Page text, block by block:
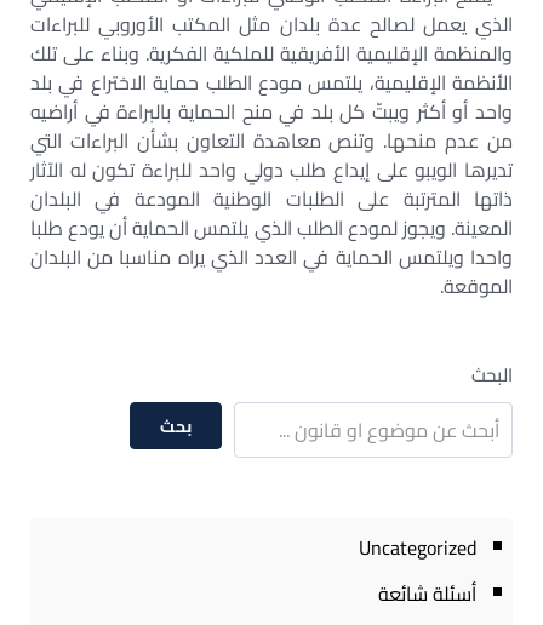
الذي يعمل لصالح عدة بلدان مثل المكتب الأوروبي للبراءات
والمنظمة الإقليمية الأفريقية للملكية الفكرية. وبناء على تلك
الأنظمة الإقليمية، يلتمس مودع الطلب حماية الاختراع في بلد
واحد أو أكثر ويبتّ كل بلد في منح الحماية بالبراءة في أراضيه
من عدم منحها. وتنص معاهدة التعاون بشأن البراءات التي
تديرها الويبو على إيداع طلب دولي واحد للبراءة تكون له الآثار
ذاتها المترتبة على الطلبات الوطنية المودعة في البلدان
المعينة. ويجوز لمودع الطلب الذي يلتمس الحماية أن يودع طلبا
واحدا ويلتمس الحماية في العدد الذي يراه مناسبا من البلدان
الموقعة.
البحث
بحث
Uncategorized
أسئلة شائعة